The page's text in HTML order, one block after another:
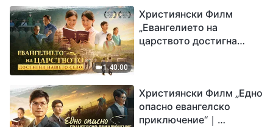
1:40:00
Християнски Филм
„Евангелието на
царството достигна
Християнски Филм „Едно
опасно евангелско
приключение“｜